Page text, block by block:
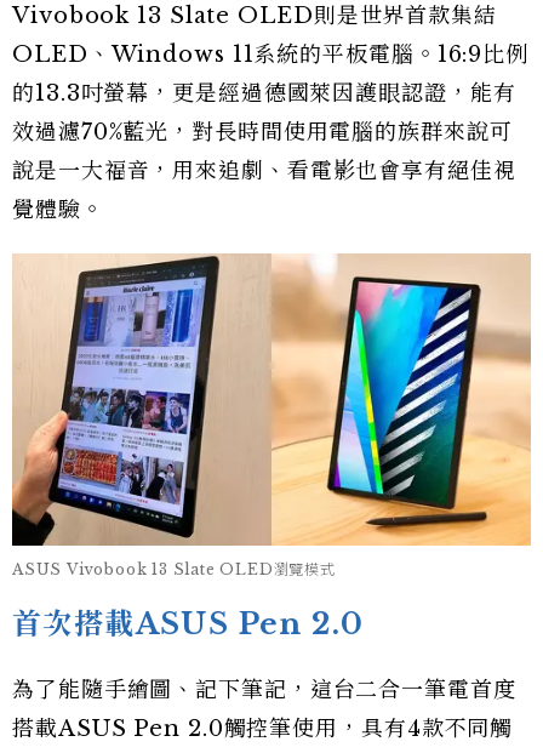
Vivobook 13 Slate OLED則是世界首款集結
OLED、Windows 11系統的平板電腦。16:9比例
的13.3吋螢幕，更是經過德國萊因護眼認證，能有
效過濾70%藍光，對長時間使用電腦的族群來說可
說是一大福音，用來追劇、看電影也會享有絕佳視
覺體驗。
ASUS Vivobook 13 Slate OLED瀏覽模式
首次搭載ASUS Pen 2.0
為了能隨手繪圖、記下筆記，這台二合一筆電首度
搭載ASUS Pen 2.0觸控筆使用，具有4款不同觸